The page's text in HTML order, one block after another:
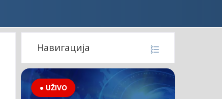
Навигација
● UŽIVO